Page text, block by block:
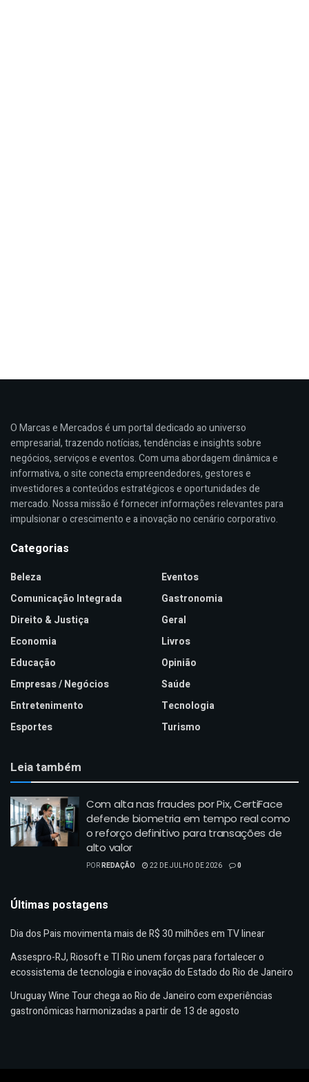
O Marcas e Mercados é um portal dedicado ao universo
empresarial, trazendo notícias, tendências e insights sobre
negócios, serviços e eventos. Com uma abordagem dinâmica e
informativa, o site conecta empreendedores, gestores e
investidores a conteúdos estratégicos e oportunidades de
mercado. Nossa missão é fornecer informações relevantes para
impulsionar o crescimento e a inovação no cenário corporativo.
Categorias
Beleza
Comunicação Integrada
Direito & Justiça
Economia
Educação
Empresas / Negócios
Entretenimento
Esportes
Eventos
Gastronomia
Geral
Livros
Opinião
Saúde
Tecnologia
Turismo
Leia também
Com alta nas fraudes por Pix, CertiFace
defende biometria em tempo real como
o reforço definitivo para transações de
alto valor
PORREDAÇÃO 22 DE JULHO DE 2026 0
Últimas postagens
Dia dos Pais movimenta mais de R$ 30 milhões em TV linear
Assespro-RJ, Riosoft e TI Rio unem forças para fortalecer o
ecossistema de tecnologia e inovação do Estado do Rio de Janeiro
Uruguay Wine Tour chega ao Rio de Janeiro com experiências
gastronômicas harmonizadas a partir de 13 de agosto